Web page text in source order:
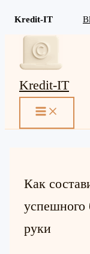
Kredit-IT
Перейти
содержимому
Kredit-IT
MAIN
Как
успешного
руки